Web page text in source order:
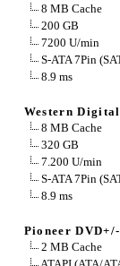
8 MB Cache
200 GB
7200 U/min
S-ATA 7Pin
8.9 ms
Western
8 MB Cache
320 GB
7.200 U/min
S-ATA 7Pin
8.9 ms
Pioneer
2 MB Cache